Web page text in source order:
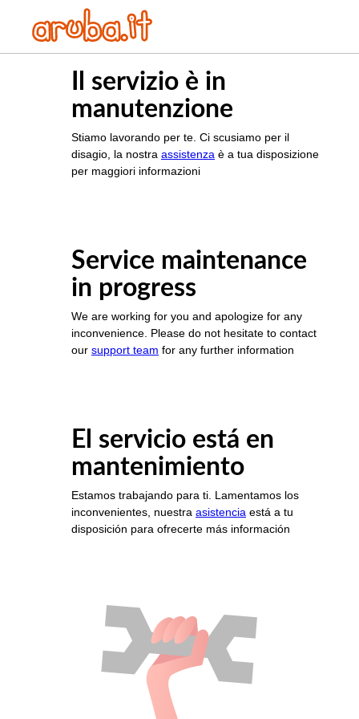
Il servizio è in
manutenzione
Stiamo lavorando per te. Ci scusiamo per il
disagio, la nostra assistenza è a tua disposizione
per maggiori informazioni
Service maintenance
in progress
We are working for you and apologize for any
inconvenience. Please do not hesitate to contact
our support team for any further information
El servicio está en
mantenimiento
Estamos trabajando para ti. Lamentamos los
inconvenientes, nuestra asistencia está a tu
disposición para ofrecerte más información